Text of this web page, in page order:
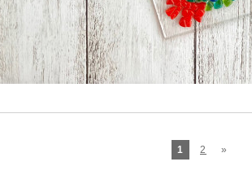
1 2 »